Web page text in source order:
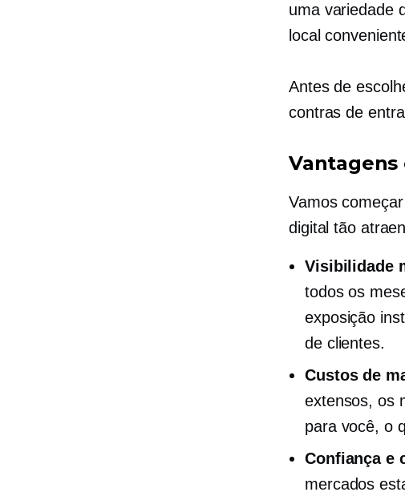
uma variedade
local
Antes de
contras de
Vamos
digital tão
Visibilidade
todos os
exposição
de clientes.
Custos de
extensos, os
para você, o
Confiança e
mercados